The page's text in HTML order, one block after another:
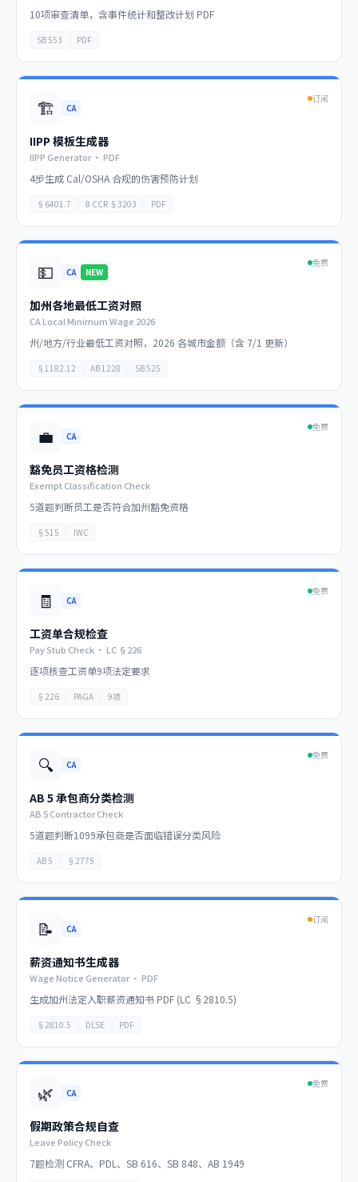
10项审查清单，含事件统计和整改计划 PDF
SB 553 PDF
🏗️ CA
订阅
IIPP 模板生成器
IIPP Generator · PDF
4步生成 Cal/OSHA 合规的伤害预防计划
§6401.7 8 CCR §3203 PDF
💵 CA NEW
免费
加州各地最低工资对照
CA Local Minimum Wage 2026
州/地方/行业最低工资对照，2026 各城市金额（含 7/1 更新）
§1182.12 AB 1228 SB 525
💼 CA
免费
豁免员工资格检测
Exempt Classification Check
5道题判断员工是否符合加州豁免资格
§515 IWC
🧾 CA
免费
工资单合规检查
Pay Stub Check · LC §226
逐项核查工资单9项法定要求
§226 PAGA 9项
🔍 CA
免费
AB 5 承包商分类检测
AB 5 Contractor Check
5道题判断1099承包商是否面临错误分类风险
AB 5 §2775
📝 CA
订阅
薪资通知书生成器
Wage Notice Generator · PDF
生成加州法定入职薪资通知书 PDF (LC §2810.5)
§2810.5 DLSE PDF
🌿 CA
免费
假期政策合规自查
Leave Policy Check
7题检测 CFRA、PDL、SB 616、SB 848、AB 1949